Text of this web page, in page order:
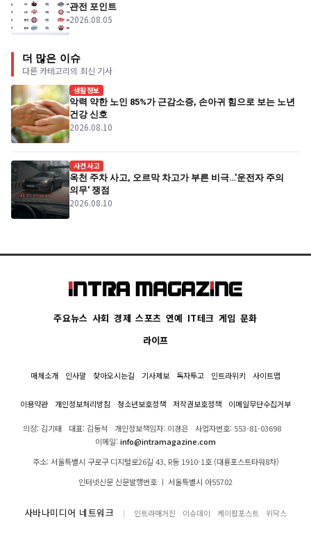
관전 포인트
2026.08.05
더 많은 이슈
다른 카테고리의 최신 기사
생활정보
악력 약한 노인 85%가 근감소증, 손아귀 힘으로 보는 노년
건강 신호
2026.08.10
사건사고
옥천 주차 사고, 오르막 차고가 부른 비극…'운전자 주의
의무' 쟁점
2026.08.10
주요뉴스 사회 경제 스포츠 연예 IT테크 게임 문화
라이프
매체소개 인사말 찾아오시는길 기사제보 독자투고 인트라위키 사이트맵
이용약관 개인정보처리방침 청소년보호정책 저작권보호정책 이메일무단수집거부
의장: 김기태 대표: 김동석 개인정보책임자: 이경은
사업자번호: 553-81-03698
이메일:info@intramagazine.com
주소: 서울특별시 구로구 디지털로26길 43, R동 1910-1호 (대륭포스트타워8차)
인터넷신문 신문발행번호 ㅣ 서울특별시 아55702
사바나미디어 네트워크 인트라매거진 이슈데이 케이팝포스트 위닥스